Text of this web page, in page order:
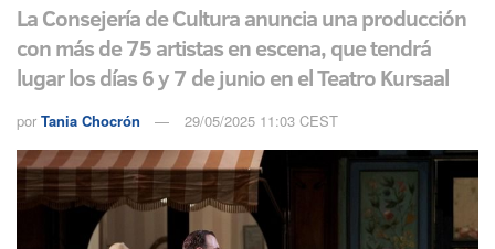
La Consejería de Cultura anuncia una producción
con más de 75 artistas en escena, que tendrá
lugar los días 6 y 7 de junio en el Teatro Kursaal
por Tania Chocrón 29/05/2025 11:03 CEST